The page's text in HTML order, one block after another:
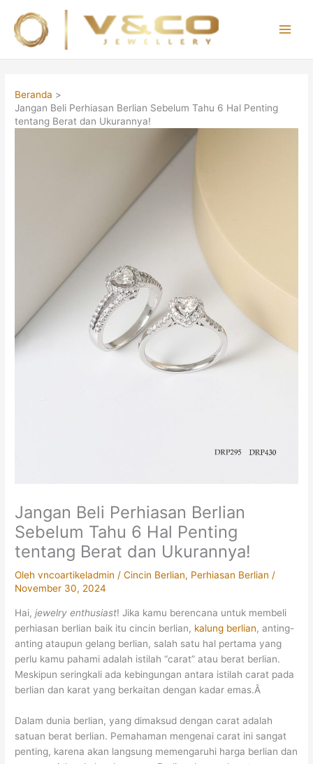
konten
Beranda
Jangan Beli Perhiasan Berlian Sebelum Tahu 6 Hal Penting
tentang Berat dan Ukurannya!
Jangan Beli Perhiasan Berlian
Sebelum Tahu 6 Hal Penting
tentang Berat dan Ukurannya!
Olehvncoartikeladmin /Cincin Berlian, Perhiasan Berlian /
November 30, 2024
Hai, jewelry enthusiast! Jika kamu berencana untuk membeli
perhiasan berlian baik itu cincin berlian, kalung berlian, anting-
anting ataupun gelang berlian, salah satu hal pertama yang
perlu kamu pahami adalah istilah “carat” atau berat berlian.
Meskipun seringkali ada kebingungan antara istilah carat pada
berlian dan karat yang berkaitan dengan kadar emas.Â
Dalam dunia berlian, yang dimaksud dengan carat adalah
satuan berat berlian. Pemahaman mengenai carat ini sangat
penting, karena akan langsung memengaruhi harga berlian dan